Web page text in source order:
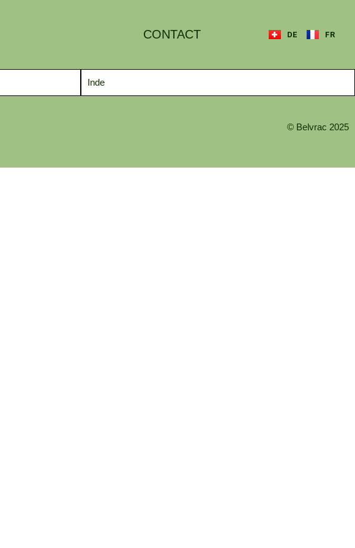
CONTACT DE FR
Inde
© Belvrac 2025